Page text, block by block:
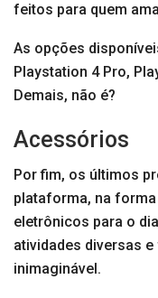
feitos para quem
As opções
Playstation 4 Pro,
Demais, não é?
Acessórios
Por fim, os últimos
plataforma, na
eletrônicos para o
atividades diversas
inimaginável.